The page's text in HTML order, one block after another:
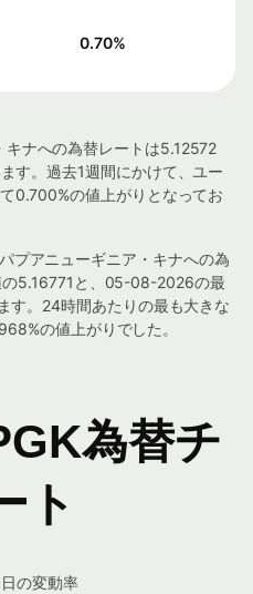
0.70%
ナへの為替レートは5.12572
す。過去1週間にかけて、ユー
0.700%の値上がりとなってお
プアニューギニア・キナへの為
5.16771と、05-08-2026の最
す。24時間あたりの最も大きな
の値上がりでした。
為替チ
ト
の変動率